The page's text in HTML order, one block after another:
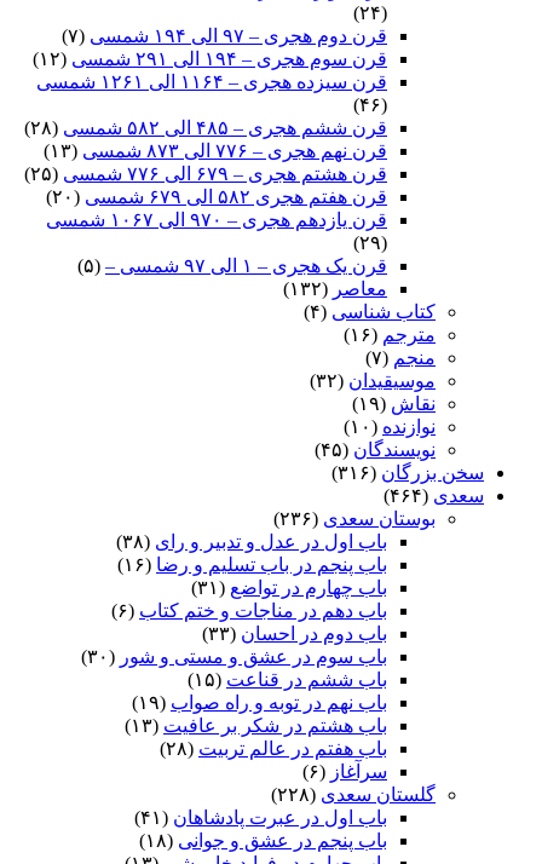
(۲۴)
قرن دوم هجری – ۹۷ الی ۱۹۴ شمسی
(۷)
قرن سوم هجری – ۱۹۴ الی ۲۹۱ شمسی
(۱۲)
قرن سیزده هجری – ۱۱۶۴ الی ۱۲۶۱ شمسی
(۴۶)
قرن ششم هجری – ۴۸۵ الی ۵۸۲ شمسی
(۲۸)
قرن نهم هجری – ۷۷۶ الی ۸۷۳ شمسی
(۱۳)
قرن هشتم هجری – ۶۷۹ الی ۷۷۶ شمسی
(۲۵)
قرن هفتم هجری ۵۸۲ الی ۶۷۹ شمسی
(۲۰)
قرن یازدهم هجری – ۹۷۰ الی ۱۰۶۷ شمسی
(۲۹)
قرن یک هجری – ۱ الی ۹۷ شمسی –
(۵)
معاصر (۱۳۲)
کتاب شناسی (۴)
مترجم (۱۶)
منجم (۷)
موسیقیدان (۳۲)
نقاش (۱۹)
نوازنده (۱۰)
نویسندگان (۴۵)
سخن بزرگان (۳۱۶)
سعدی (۴۶۴)
بوستان سعدی (۲۳۶)
باب اول در عدل و تدبیر و رای (۳۸)
باب پنجم در باب تسلیم و رضا (۱۶)
باب چهارم در تواضع (۳۱)
باب دهم در مناجات و ختم کتاب (۶)
باب دوم در احسان (۳۳)
باب سوم در عشق و مستی و شور (۳۰)
باب ششم در قناعت (۱۵)
باب نهم در توبه و راه صواب (۱۹)
باب هشتم در شکر بر عافیت (۱۳)
باب هفتم در عالم تربیت (۲۸)
سرآغاز (۶)
گلستان سعدی (۲۲۸)
باب اول در عبرت پادشاهان (۴۱)
باب پنجم در عشق و جوانى (۱۸)